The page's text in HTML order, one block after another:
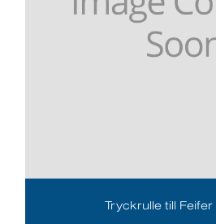
Tryckrulle till Feifer